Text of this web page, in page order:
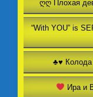
ღღ Плохая
“With YOU” is
♣️♥️ Колода
Ира и